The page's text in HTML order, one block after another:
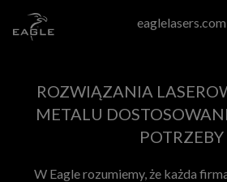
eaglelasers.com
ROZWIĄZANIA
METALU
POTRZEBY
W Eagle rozumiemy, że każda